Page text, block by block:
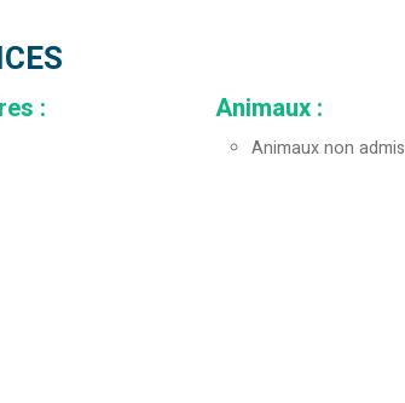
: Animaux :
Animaux non admis